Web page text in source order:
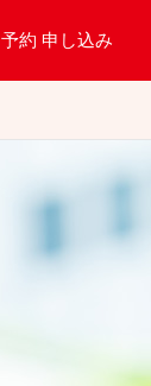
予約 申し込み